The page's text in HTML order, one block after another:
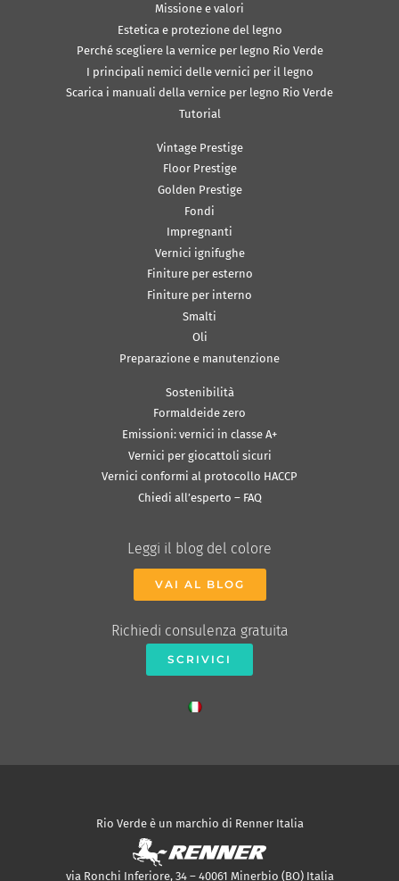
Missione e valori
Estetica e protezione del legno
Perché scegliere la vernice per legno Rio Verde
I principali nemici delle vernici per il legno
Scarica i manuali della vernice per legno Rio Verde
Tutorial
Vintage Prestige
Floor Prestige
Golden Prestige
Fondi
Impregnanti
Vernici ignifughe
Finiture per esterno
Finiture per interno
Smalti
Oli
Preparazione e manutenzione
Sostenibilità
Formaldeide zero
Emissioni: vernici in classe A+
Vernici per giocattoli sicuri
Vernici conformi al protocollo HACCP
Chiedi all’esperto – FAQ
Leggi il blog del colore
VAI AL BLOG
Richiedi consulenza gratuita
SCRIVICI
Rio Verde è un marchio di Renner Italia
via Ronchi Inferiore, 34 – 40061 Minerbio (BO) Italia